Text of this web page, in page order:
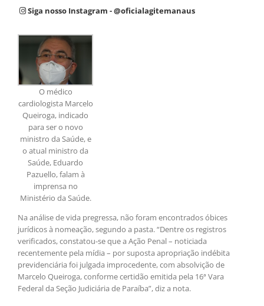
Siga nosso Instagram - @oficialagitemanaus
O médico
cardiologista Marcelo
Queiroga, indicado
para ser o novo
ministro da Saúde, e
o atual ministro da
Saúde, Eduardo
Pazuello, falam à
imprensa no
Ministério da Saúde.
Na análise de vida pregressa, não foram encontrados óbices
jurídicos à nomeação, segundo a pasta. “Dentre os registros
verificados, constatou-se que a Ação Penal – noticiada
recentemente pela mídia – por suposta apropriação indébita
previdenciária foi julgada improcedente, com absolvição de
Marcelo Queiroga, conforme certidão emitida pela 16ª Vara
Federal da Seção Judiciária de Paraíba”, diz a nota.